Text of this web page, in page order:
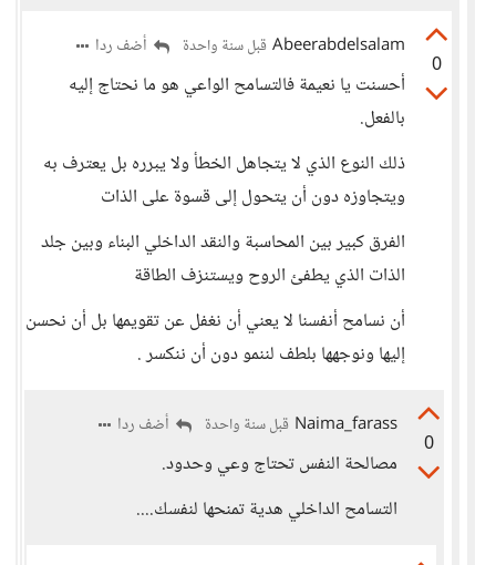
0
Abeerabdelsalam قبل سنة واحدة أضف ردا
أحسنت يا نعيمة فالتسامح الواعي هو ما نحتاج إليه
بالفعل.
ذلك النوع الذي لا يتجاهل الخطأ ولا يبرره بل يعترف به
ويتجاوزه دون أن يتحول إلى قسوة على الذات
الفرق كبير بين المحاسبة والنقد الداخلي البناء وبين جلد
الذات الذي يطفئ الروح ويستنزف الطاقة
أن نسامح أنفسنا لا يعني أن نغفل عن تقويمها بل أن نحسن
إليها ونوجهها بلطف لننمو دون أن ننكسر .
0
Naima_farass قبل سنة واحدة أضف ردا
مصالحة النفس تحتاج وعي وحدود.
التسامح الداخلي هدية تمنحها لنفسك....